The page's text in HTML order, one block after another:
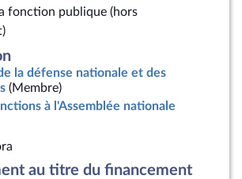
fonction publique (hors
la défense nationale et des
(Membre)
à l'Assemblée nationale
au titre du financement